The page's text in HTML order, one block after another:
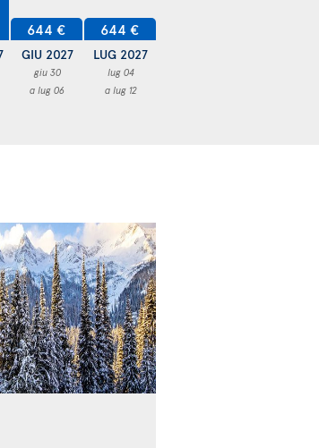
644 €
GIU 2027
giu 30
a lug 06
644 €
LUG 2027
lug 04
a lug 12